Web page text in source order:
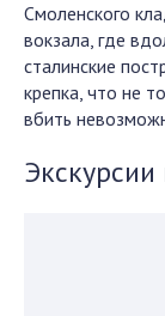
Смоленского
вокзала, где
сталинские
крепка, что не
вбить